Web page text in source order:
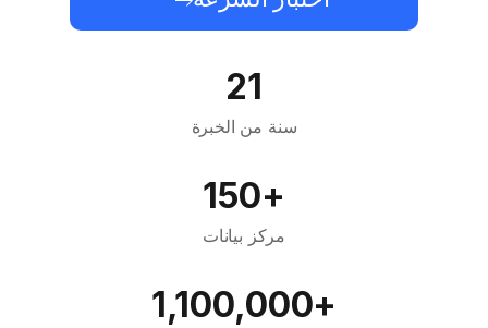
21
سنة من الخبرة
+150
مركز بيانات
+1,100,000